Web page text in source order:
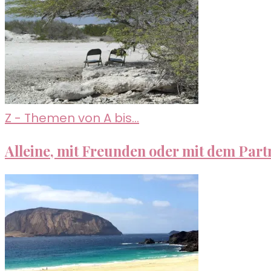
Z - Themen von A bis...
Alleine, mit Freunden oder mit dem